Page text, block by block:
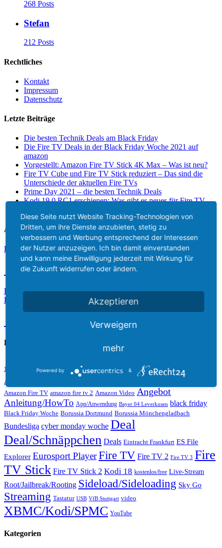
268 Posts
Stefan
212 Posts
Rechtliches
Kontakt
Impressum
Datenschutz
Letzte Beiträge
Die besten Technik Deals am Black Friday
Die Fire TV Deals in der Black Friday Woche 2021 auf
amazon
Vorgestellt: Amazon Fire TV Stick 4K Max – Was ist neu?
Fire TV Cube und Fire TV Stick reduziert – Das sind die
Unterschiede der aktuellen Fire TVs
Prime Day 2021 – die besten Technik Deals
Kodi 19.0 RC1 erschienen: Was gibt es neues für Fire TV,
Aktuelle Lieferzeit
Das aktuelle Lieferdatum des Amazon Fire TV Stick 2 ist
11.08.2026
Das aktuelle Lieferdatum des Amazon Fire TV Stick 3 4k für
Deutschland ist
Beliebte Tags
1. FC Köln adbFire / adblink Alexa Amazon Amazon Alexa
Amazon Cyber Monday Amazon Echo
Amazon Fire TV amazon fire tv 2 Amazon Video Angebot
Anleitung/HowTo App/Anwendung Bayer 04 Leverkusen black friday
Black Friday Woche Borussia Dortmund Borussia Mönchengladbach
Bundesliga cyber monday woche Deal
Deal/Schnäppchen Deals Eintracht Frankfurt ES File
Explorer Eurosport PlayerFire TV Fire TV 2 Fire TV 3 Fire
TV Stick Fire TV Stick 2 Kodi 18 kostenlos/free Live-Stream
Root/Jailbreak/Rooting Sideload/Sideloading Sky Go
Streaming Tastatur USB VfB Stuttgart video
XBMC/Kodi/SPMC YouTube
Kategorien
Diese Seite nutzt Website Tracking-Technologien von
Dritten, um ihre Dienste anzubieten, stetig zu
verbessern und Werbung entsprechend der Interessen
der Nutzer anzuzeigen. Ich bin damit einverstanden
und kann meine Einwilligung jederzeit mit Wirkung für
die Zukunft widerrufen oder ändern.
Akzeptieren
Verweigern
mehr
Powered by &